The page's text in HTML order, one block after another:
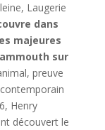
Laugerie
dans
majeures
sur
preuve
Henry
découvert le